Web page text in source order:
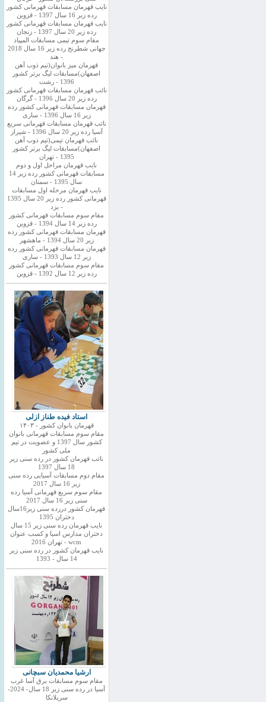
نایب قهرمان مسابقات قهرمانی کشور
رده زیر 16 سال 1397 - قزوین
نایب قهرمان مسابقات قهرمانی کشور
رده زیر 20 سال 1397 - زنجان
مقام سوم تیمی مسابقات المپیاد
جهانی شطرنج رده زیر 16 سال 2018
- هند
قهرمان میز بانوان(تیم ذوب آهن
اصفهان)مسابقات لیگ برتر کشور
1396 - رشت
نائب قهرمان مسابقات قهرمانی کشور
رده زیر 20 سال 1396 - گرگان
قهرمان مسابقات قهرمانی کشور رده
زیر 16 سال 1396 - ساری
نائب قهرمان مسابقات قهرمانی سریع
آسیا رده زیر 20 سال 1396 - شیراز
نائب قهرمان تیمی(تیم ذوب آهن
اصفهان)مسابقات لیگ برتر کشور
1395 - تهران
نایب قهرمان مراحل اول و دوم
مسابقات قهرمانی کشور رده زیر 14
سال 1395 - سمنان
نایب قهرمان مرحله اول مسابقات
قهرمانی کشور رده زیر 20 سال 1395
- یزد
مقام سوم مسابقات قهرمانی کشور
رده زیر 14 سال 1394 - قزوین
قهرمان مسابقات قهرمانی کشور رده
زیر 20 سال 1394 - ماهشهر
قهرمان مسابقات قهرمانی کشور رده
زیر 12 سال 1393 - ساری
مقام سوم مسابقات قهرمانی کشور
رده زیر 12 سال 1392 - قزوین
استاد فیده طناز ازلی
قهرمان بانوان کشور - ۱۴۰۳
مقام سوم مسابقات قهرمانی بانوان
کشور سال 1397 و عضویت در تیم
ملی کشور
نائب قهرمان کشور در رده سنی زیر
18 سال 1397
مقام دوم مسابقات آسیایی رده سنی
زیر 16 سال 2017
مقام سوم سریع قهرمانی آسیا رده
سنی زیر 16 سال 2017
قهرمان کشور دررده سنی زیر16سال
دختران 1395
نایب قهرمان رده سنی زیر 15 سال
دختران مدارس اسیا و کسب عنوان
wcm - تهران 2016
نایب قهرمان کشور در رده سنی زیر
14 سال - 1393
ارشیا محمدیان سبچانی
مقام سوم مسابقات برق آسا غرب
آسیا در رده سنی زیر 18 سال- 2024-
سریلانکا